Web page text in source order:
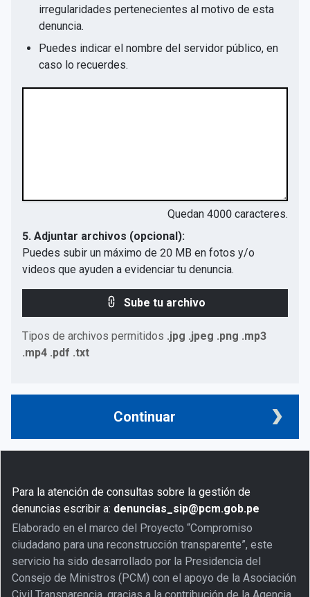
irregularidades pertenecientes al motivo de esta
denuncia.
Puedes indicar el nombre del servidor público, en
caso lo recuerdes.
Quedan 4000 caracteres.
5. Adjuntar archivos (opcional):
Puedes subir un máximo de 20 MB en fotos y/o
videos que ayuden a evidenciar tu denuncia.
Sube tu archivo
Tipos de archivos permitidos .jpg .jpeg .png .mp3
.mp4 .pdf .txt
Continuar
Para la atención de consultas sobre la gestión de
denuncias escribir a: denuncias_sip@pcm.gob.pe
Elaborado en el marco del Proyecto “Compromiso
ciudadano para una reconstrucción transparente”, este
servicio ha sido desarrollado por la Presidencia del
Consejo de Ministros (PCM) con el apoyo de la Asociación